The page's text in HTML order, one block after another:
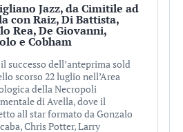
Jazz, da Cimitile ad
con Raiz, Di Battista,
Rea, De Giovanni,
e Cobham
successo dell’anteprima sold
scorso 22 luglio nell’Area
della Necropoli
di Avella, dove il
all star formato da Gonzalo
Chris Potter, Larry